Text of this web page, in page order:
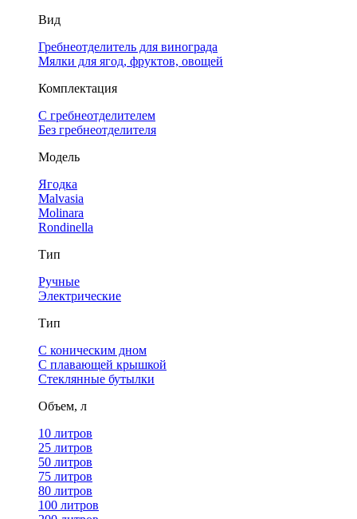
Вид
Гребнеотделитель для винограда
Мялки для ягод, фруктов, овощей
Комплектация
С гребнеотделителем
Без гребнеотделителя
Модель
Ягодка
Malvasia
Molinara
Rondinella
Тип
Ручные
Электрические
Тип
С коническим дном
С плавающей крышкой
Стеклянные бутылки
Объем, л
10 литров
25 литров
50 литров
75 литров
80 литров
100 литров